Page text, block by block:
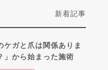
新着記事
ケガと爪は関係ありま
」から始まった施術